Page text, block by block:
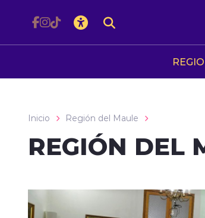
Inicio Región del Maule
REGIÓN DEL